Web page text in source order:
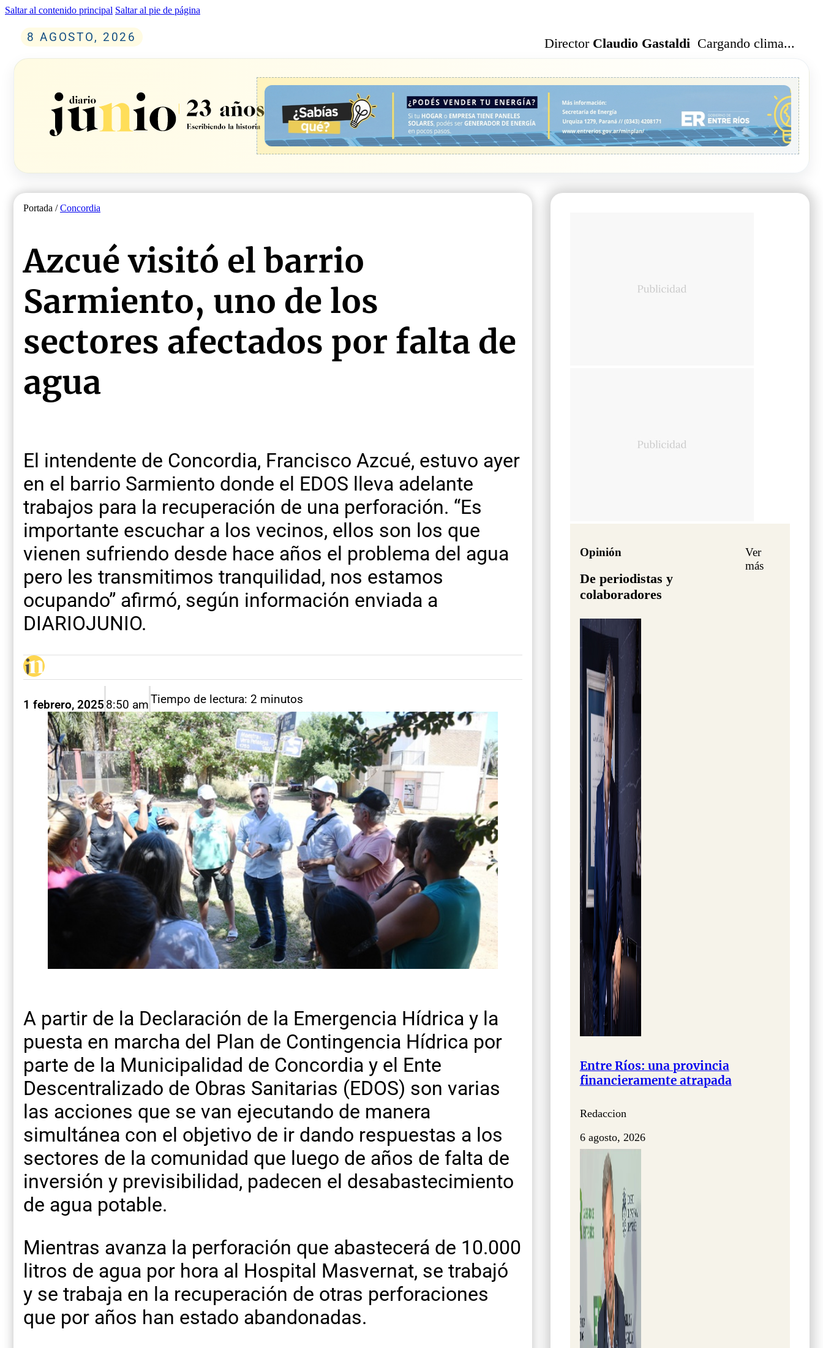
Saltar al contenido principal Saltar al pie de página
8 AGOSTO, 2026 Director Claudio Gastaldi Cargando clima...
Portada /Concordia
Azcué visitó el barrio
Sarmiento, uno de los
sectores afectados por falta de
agua
El intendente de Concordia, Francisco Azcué, estuvo ayer
en el barrio Sarmiento donde el EDOS lleva adelante
trabajos para la recuperación de una perforación. “Es
importante escuchar a los vecinos, ellos son los que
vienen sufriendo desde hace años el problema del agua
pero les transmitimos tranquilidad, nos estamos
ocupando” afirmó, según información enviada a
DIARIOJUNIO.
1 febrero, 2025 8:50 amTiempo de lectura: 2 minutos
A partir de la Declaración de la Emergencia Hídrica y la
puesta en marcha del Plan de Contingencia Hídrica por
parte de la Municipalidad de Concordia y el Ente
Descentralizado de Obras Sanitarias (EDOS) son varias
las acciones que se van ejecutando de manera
simultánea con el objetivo de ir dando respuestas a los
sectores de la comunidad que luego de años de falta de
inversión y previsibilidad, padecen el desabastecimiento
de agua potable.
Mientras avanza la perforación que abastecerá de 10.000
litros de agua por hora al Hospital Masvernat, se trabajó
y se trabaja en la recuperación de otras perforaciones
que por años han estado abandonadas.
Opinión
De periodistas y
colaboradores
Ver
más
Entre Ríos: una provincia
financieramente atrapada
Redaccion
6 agosto, 2026